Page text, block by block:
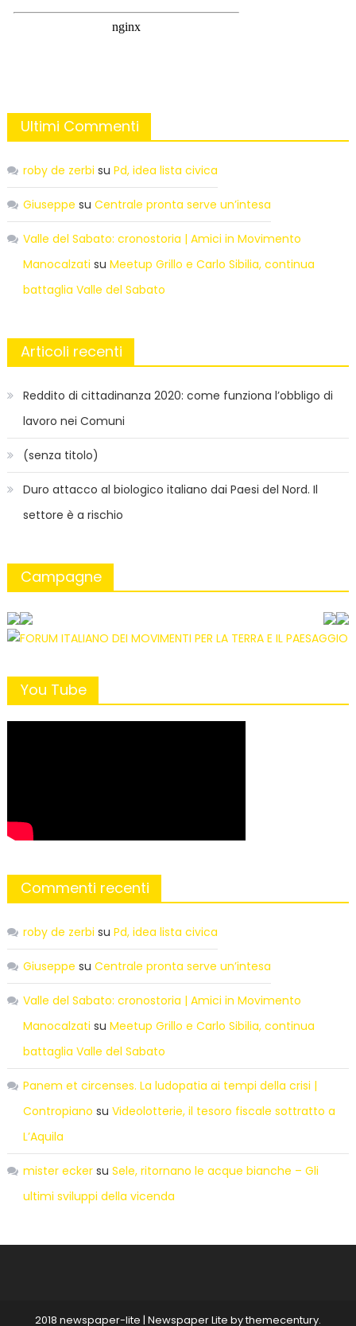
Ultimi Commenti
roby de zerbi su Pd, idea lista civica
Giuseppe su Centrale pronta serve un’intesa
Valle del Sabato: cronostoria | Amici in Movimento
Manocalzati su Meetup Grillo e Carlo Sibilia, continua
battaglia Valle del Sabato
Articoli recenti
Reddito di cittadinanza 2020: come funziona l’obbligo di
lavoro nei Comuni
(senza titolo)
Duro attacco al biologico italiano dai Paesi del Nord. Il
settore è a rischio
Campagne
You Tube
Commenti recenti
roby de zerbi su Pd, idea lista civica
Giuseppe su Centrale pronta serve un’intesa
Valle del Sabato: cronostoria | Amici in Movimento
Manocalzati su Meetup Grillo e Carlo Sibilia, continua
battaglia Valle del Sabato
Panem et circenses. La ludopatia ai tempi della crisi |
Contropiano su Videolotterie, il tesoro fiscale sottratto a
L’Aquila
mister eckersu Sele, ritornano le acque bianche – Gli
ultimi sviluppi della vicenda
2018 newspaper-lite | Newspaper Lite bythemecentury.